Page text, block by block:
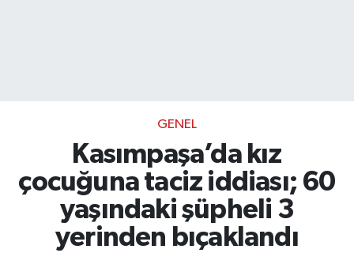
GENEL
Kasımpaşa’da kız
çocuğuna taciz iddiası; 60
yaşındaki şüpheli 3
yerinden bıçaklandı